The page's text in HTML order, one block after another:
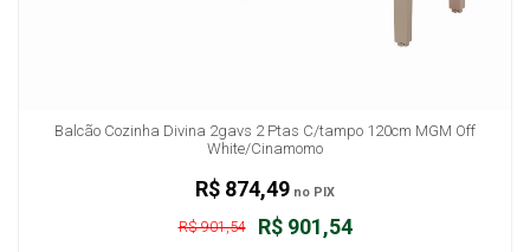
Balcão Cozinha Divina 2gavs 2 Ptas C/tampo 120cm MGM Off
White/Cinamomo
R$ 901,54
R$ 901,54
R$ 874,49 no PIX